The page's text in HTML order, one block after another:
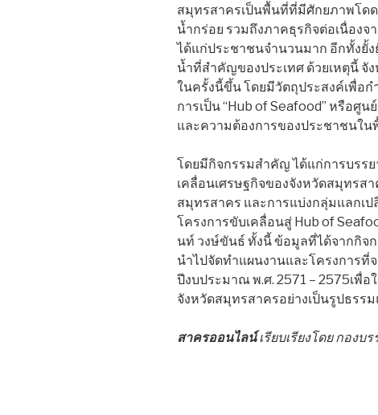
สมุทรสาครเป็นพื้นที่ที่มีศักยภาพโดด
น้ำกร่อย รวมถึงภาคธุรกิจต่อเนื่องจ
ได้แก่ประชาชนจำนวนมาก อีกทั้งยั้
น้ำที่สำคัญของประเทศ ด้วยเหตุนี้ จั
ในครั้งนี้ขึ้น โดยมีวัตถุประสงค์เพื่อ
การเป็น “Hub of Seafood” หรือศู
และความต้องการของประชาชนใน
โดยมีกิจกรรมสำคัญ ได้แก่การบรร
เคลื่อนเศรษฐกิจของจังหวัดสมุทรส
สมุทรสาคร และการแบ่งกลุ่มแลกเ
โครงการขับเคลื่อนสู่ Hub of
นท์ วงษ์ขันธ์ ทั้งนี้ ข้อมูลที่ได้จากกิจก
นำไปจัดทำแผนงานและโครงการที่
ปีงบประมาณ พ.ศ. 2571 – 2575เพื่
จังหวัดสมุทรสาครอย่างเป็นรูปธรร
สาครออนไลน์เรียบเรียงโดย กองบ